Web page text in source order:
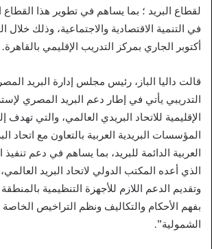
لقطاع البريد ؛ بما يساهم في تطوير هذا القطاع
أكتوبر الجاري بمركز التدريب الإقليمي بالقاهرة.
قالت داليا الباز، رئيس مجلس إدارة البريد
التدريبي يأتي في إطار دعم البريد المصري
الإقليمية للاتحاد البريدي العالمي، والتي تهدف
المؤسسات البريدية العربية بالتعاون مع اتحاد
العربية الدائمة للبريد، بما يساهم في دعم
الذي أعده المكتب الدولي لاتحاد البريد
وتقديم الدعم اللازم للأجهزة التنظيمية
بفهم الأحكام والتكاليف ونظم التراخيص الخاصة
الشمولية”.